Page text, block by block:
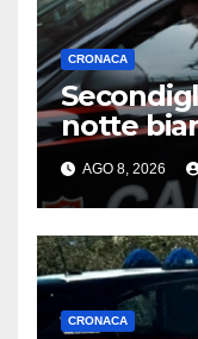
CRONACA
notte
AGO 8, 2026
CRONACA